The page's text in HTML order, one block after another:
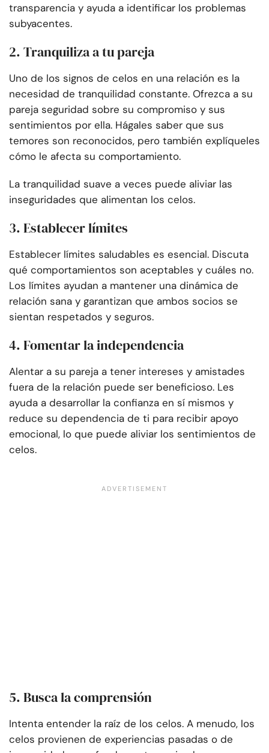
transparencia y ayuda a identificar los problemas
subyacentes.
2. Tranquiliza a tu pareja
Uno de los signos de celos en una relación es la
necesidad de tranquilidad constante. Ofrezca a su
pareja seguridad sobre su compromiso y sus
sentimientos por ella. Hágales saber que sus
temores son reconocidos, pero también explíqueles
cómo le afecta su comportamiento.
La tranquilidad suave a veces puede aliviar las
inseguridades que alimentan los celos.
3. Establecer límites
Establecer límites saludables es esencial. Discuta
qué comportamientos son aceptables y cuáles no.
Los límites ayudan a mantener una dinámica de
relación sana y garantizan que ambos socios se
sientan respetados y seguros.
4. Fomentar la independencia
Alentar a su pareja a tener intereses y amistades
fuera de la relación puede ser beneficioso. Les
ayuda a desarrollar la confianza en sí mismos y
reduce su dependencia de ti para recibir apoyo
emocional, lo que puede aliviar los sentimientos de
celos.
5. Busca la comprensión
Intenta entender la raíz de los celos. A menudo, los
celos provienen de experiencias pasadas o de